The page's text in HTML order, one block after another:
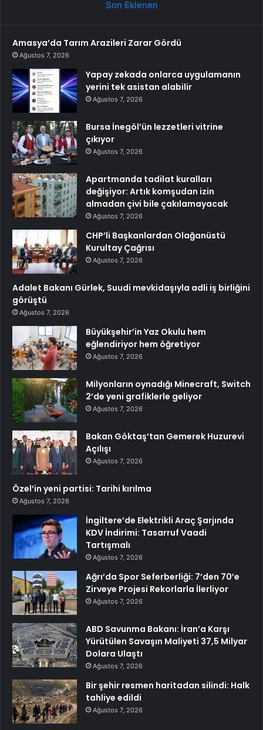
Son Eklenen
Amasya’da Tarım Arazileri Zarar Gördü
Ağustos 7, 2026
Yapay zekada onlarca uygulamanın
yerini tek asistan alabilir
Ağustos 7, 2026
Bursa İnegöl’ün lezzetleri vitrine
çıkıyor
Ağustos 7, 2026
Apartmanda tadilat kuralları
değişiyor: Artık komşudan izin
almadan çivi bile çakılamayacak
Ağustos 7, 2026
CHP’li Başkanlardan Olağanüstü
Kurultay Çağrısı
Ağustos 7, 2026
Adalet Bakanı Gürlek, Suudi mevkidaşıyla adli iş birliğini
görüştü
Ağustos 7, 2026
Büyükşehir’in Yaz Okulu hem
eğlendiriyor hem öğretiyor
Ağustos 7, 2026
Milyonların oynadığı Minecraft, Switch
2’de yeni grafiklerle geliyor
Ağustos 7, 2026
Bakan Göktaş’tan Gemerek Huzurevi
Açılışı
Ağustos 7, 2026
Özel’in yeni partisi: Tarihi kırılma
Ağustos 7, 2026
İngiltere’de Elektrikli Araç Şarjında
KDV İndirimi: Tasarruf Vaadi
Tartışmalı
Ağustos 7, 2026
Ağrı’da Spor Seferberliği: 7’den 70’e
Zirveye Projesi Rekorlarla İlerliyor
Ağustos 7, 2026
ABD Savunma Bakanı: İran’a Karşı
Yürütülen Savaşın Maliyeti 37,5 Milyar
Dolara Ulaştı
Ağustos 7, 2026
Bir şehir resmen haritadan silindi: Halk
tahliye edildi
Ağustos 7, 2026